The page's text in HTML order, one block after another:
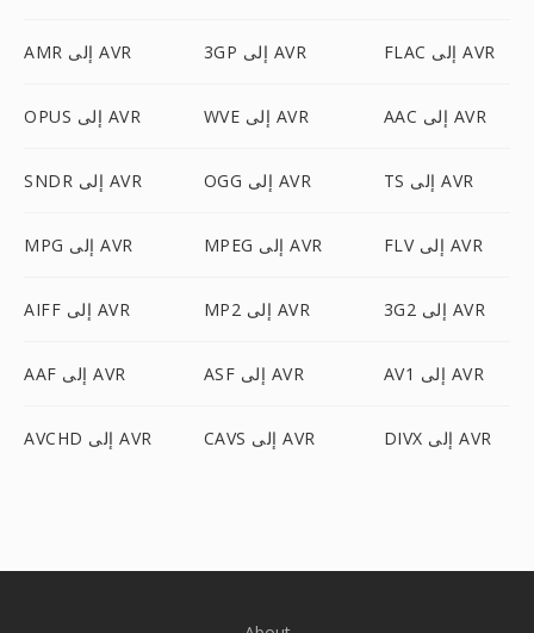
AMR إلى AVR 3GP إلى AVR FLAC إلى AVR
OPUS إلى AVR WVE إلى AVR AAC إلى AVR
SNDR إلى AVR OGG إلى AVR TS إلى AVR
MPG إلى AVR MPEG إلى AVR FLV إلى AVR
AIFF إلى AVR MP2 إلى AVR 3G2 إلى AVR
AAF إلى AVR ASF إلى AVR AV1 إلى AVR
AVCHD إلى AVR CAVS إلى AVR DIVX إلى AVR